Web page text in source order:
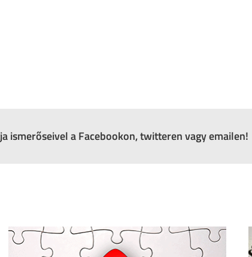
ismerőseivel a Facebookon, twitteren vagy emailen!